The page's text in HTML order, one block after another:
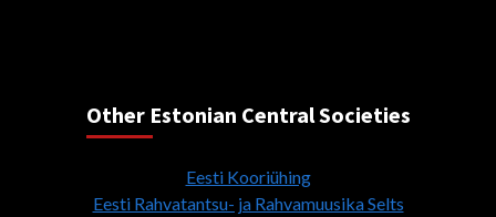
Other Estonian Central Societies
Eesti Kooriühing
Eesti Rahvatantsu- ja Rahvamuusika Selts